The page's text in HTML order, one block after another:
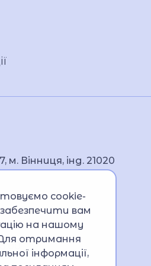
м. Вінниця, інд. 21020
cookie-
вам
на нашому
отримання
інформації,